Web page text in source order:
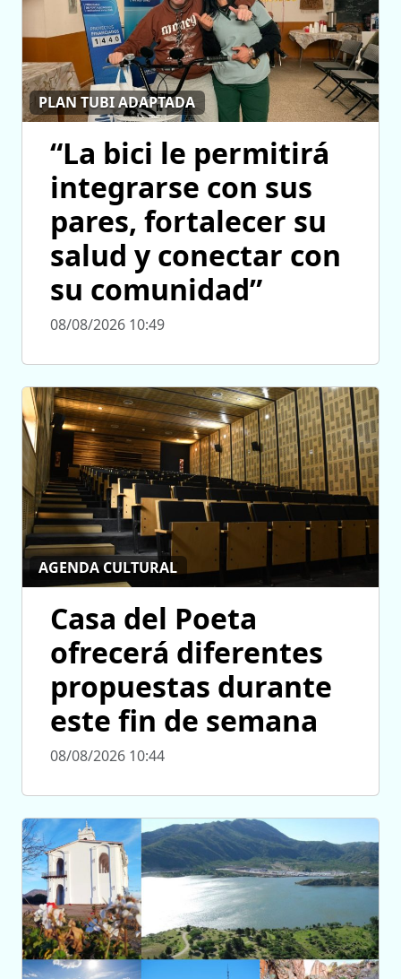
PLAN TUBI ADAPTADA
“La bici le permitirá
integrarse con sus
pares, fortalecer su
salud y conectar con
su comunidad”
08/08/2026 10:49
AGENDA CULTURAL
Casa del Poeta
ofrecerá diferentes
propuestas durante
este fin de semana
08/08/2026 10:44